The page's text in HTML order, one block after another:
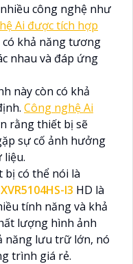
công nghệ như
Ai được tích hợp
khả năng tương
nhau và đáp ứng
này còn có khả
Công nghệ Ai
rằng thiết bị sẽ
sự cố ảnh hưởng
liệu.
bị có thể nói là
I3 HD là
tính năng và khả
lượng hình ảnh
năng lưu trữ lớn, nó
trình giá rẻ.